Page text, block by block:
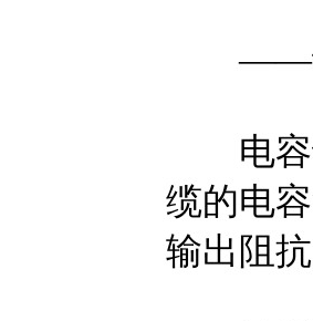
——动
电容话
缆的电
输出阻